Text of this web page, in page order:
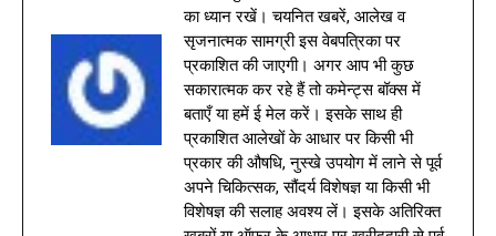
का ध्यान रखें। चयनित खबरें, आलेख व
सृजनात्मक सामग्री इस वेबपत्रिका पर
प्रकाशित की जाएगी। अगर आप भी कुछ
सकारात्मक कर रहे हैं तो कमेन्ट्स बॉक्स में
बताएँ या हमें ई मेल करें। इसके साथ ही
प्रकाशित आलेखों के आधार पर किसी भी
प्रकार की औषधि, नुस्खे उपयोग में लाने से पूर्व
अपने चिकित्सक, सौंदर्य विशेषज्ञ या किसी भी
विशेषज्ञ की सलाह अवश्य लें। इसके अतिरिक्त